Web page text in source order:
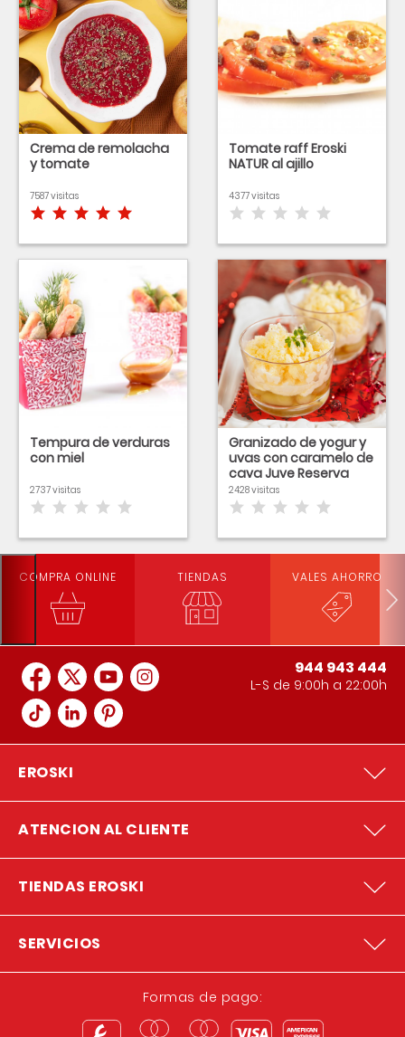
Crema de remolacha
y tomate
7587 visitas
Tomate raff Eroski
NATUR al ajillo
4377 visitas
Tempura de verduras
con miel
2737 visitas
Granizado de yogur y
uvas con caramelo de
cava Juve Reserva
Camps y tomillo
2428 visitas
COMPRA ONLINE TIENDAS VALES AHORRO
944 943 444
L-S de 9:00h a 22:00h
EROSKI
ATENCION AL CLIENTE
TIENDAS EROSKI
SERVICIOS
Formas de pago: